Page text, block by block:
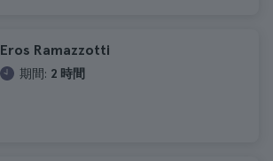
Eros Ramazzotti
期間: 2 時間